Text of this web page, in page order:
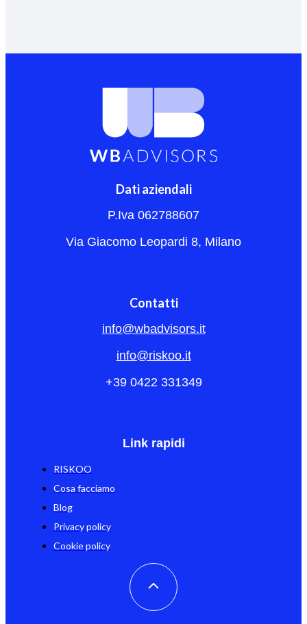
Dati aziendali
P.Iva 062788607
Via Giacomo Leopardi 8, Milano
Contatti
info@wbadvisors.it
info@riskoo.it
+39 0422 331349
Link rapidi
RISKOO
Cosa facciamo
Blog
Privacy policy
Cookie policy